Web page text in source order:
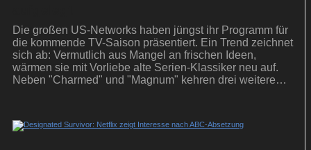
Die großen US-Networks haben jüngst ihr Programm für
die kommende TV-Saison präsentiert. Ein Trend zeichnet
sich ab: Vermutlich aus Mangel an frischen Ideen,
wärmen sie mit Vorliebe alte Serien-Klassiker neu auf.
Neben "Charmed" und "Magnum" kehren drei weitere